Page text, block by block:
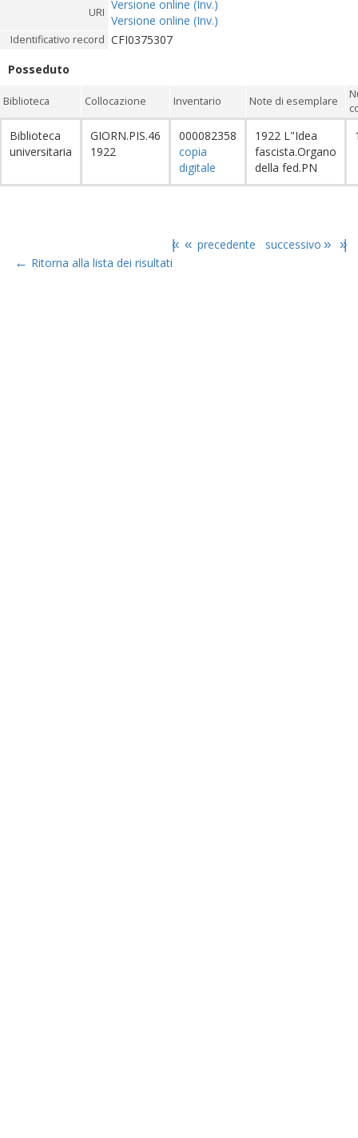
URI
Versione online (Inv.)
Versione online (Inv.)
Identificativo record CFI0375307
Posseduto
Biblioteca Collocazione Inventario Note di esemplare
Biblioteca
universitaria
GIORN.PIS.46
1922
000082358
copia
digitale
1922 L"Idea
fascista.Organo
della fed.PN
|« « precedente successivo » »|
← Ritorna alla lista dei risultati